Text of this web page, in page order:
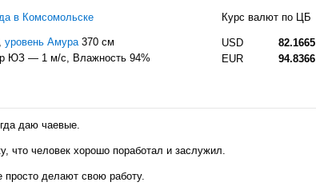
в Комсомольске
уровень Амура370 см
ЮЗ — 1 м/с, Влажность 94%
Курс валют по ЦБ
USD 82.1665
EUR
94.8366
даю чаевые.
что человек хорошо поработал и заслужил.
делают свою работу.